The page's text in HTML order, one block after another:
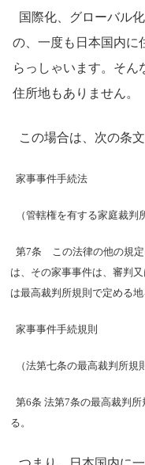
国際化、グローバル
の、一度も日本国内に
らっしゃいます。そん
住所地もありません。
この場合は、次の条
家事事件手続法
（管轄権を有する家庭裁判
第7条 この法律の他の規定
は、その家事事件は、審判
は最高裁判所規則で定める
家事事件手続規則
（法第七条の最高裁判所規
第6条 法第7条の最高裁判
る。